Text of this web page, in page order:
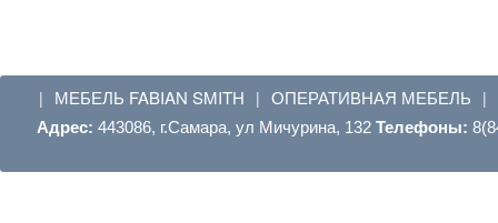
| МЕБЕЛЬ FABIAN SMITH | ОПЕРАТИВНАЯ МЕБЕЛЬ |
Адрес: 443086, г.Самара, ул Мичурина, 132 Телефоны: